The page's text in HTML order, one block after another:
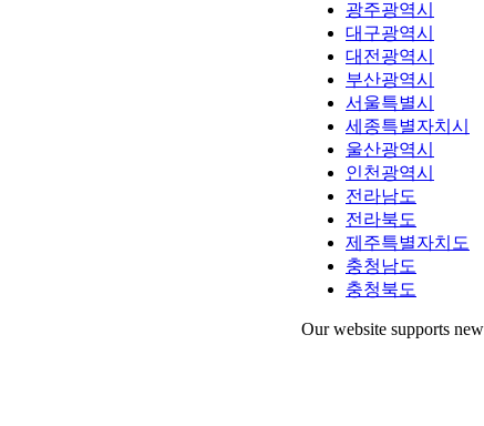
광주광역시
대구광역시
대전광역시
부산광역시
서울특별시
세종특별자치시
울산광역시
인천광역시
전라남도
전라북도
제주특별자치도
충청남도
충청북도
Our website supports